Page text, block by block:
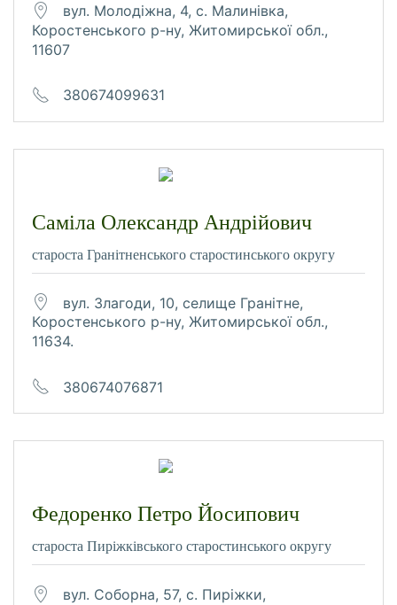
вул. Молодіжна, 4, с. Малинівка,
Коростенського р-ну, Житомирської обл.,
11607
380674099631
Саміла Олександр Андрійович
староста Гранітненського старостинського округу
вул. Злагоди, 10, селище Гранітне,
Коростенського р-ну, Житомирської обл.,
11634.
380674076871
Федоренко Петро Йосипович
староста Пиріжківського старостинського округу
вул. Соборна, 57, с. Пиріжки,